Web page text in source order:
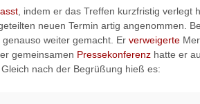
, indem er das Treffen kurzfristig verlegt
neuen Termin artig angenommen.
weiter gemacht. Er verweigerte
gemeinsamen Pressekonferenz hatte er
nach der Begrüßung hieß es: